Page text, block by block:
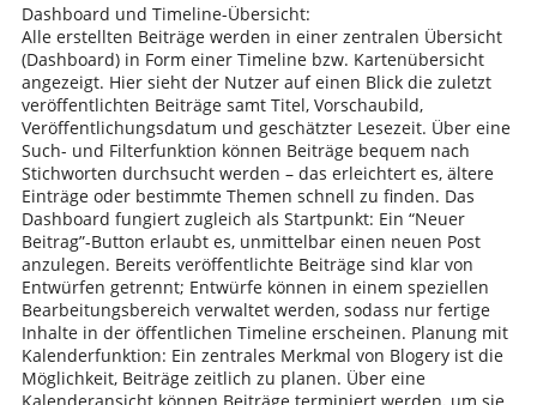
Dashboard und Timeline-Übersicht:
Alle erstellten Beiträge werden in einer zentralen Übersicht
(Dashboard) in Form einer Timeline bzw. Kartenübersicht
angezeigt. Hier sieht der Nutzer auf einen Blick die zuletzt
veröffentlichten Beiträge samt Titel, Vorschaubild,
Veröffentlichungsdatum und geschätzter Lesezeit. Über eine
Such- und Filterfunktion können Beiträge bequem nach
Stichworten durchsucht werden – das erleichtert es, ältere
Einträge oder bestimmte Themen schnell zu finden. Das
Dashboard fungiert zugleich als Startpunkt: Ein “Neuer
Beitrag”-Button erlaubt es, unmittelbar einen neuen Post
anzulegen. Bereits veröffentlichte Beiträge sind klar von
Entwürfen getrennt; Entwürfe können in einem speziellen
Bearbeitungsbereich verwaltet werden, sodass nur fertige
Inhalte in der öffentlichen Timeline erscheinen. Planung mit
Kalenderfunktion: Ein zentrales Merkmal von Blogery ist die
Möglichkeit, Beiträge zeitlich zu planen. Über eine